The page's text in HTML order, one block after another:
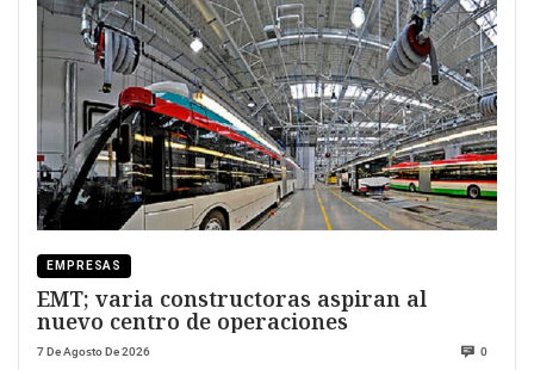
EMPRESAS
EMT; varia constructoras aspiran al
nuevo centro de operaciones
7 De Agosto De 2026 0